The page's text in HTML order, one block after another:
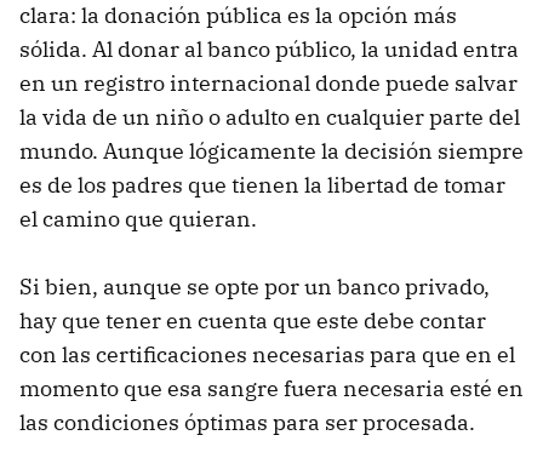
clara: la donación pública es la opción más
sólida. Al donar al banco público, la unidad entra
en un registro internacional donde puede salvar
la vida de un niño o adulto en cualquier parte del
mundo. Aunque lógicamente la decisión siempre
es de los padres que tienen la libertad de tomar
el camino que quieran.
Si bien, aunque se opte por un banco privado,
hay que tener en cuenta que este debe contar
con las certificaciones necesarias para que en el
momento que esa sangre fuera necesaria esté en
las condiciones óptimas para ser procesada.